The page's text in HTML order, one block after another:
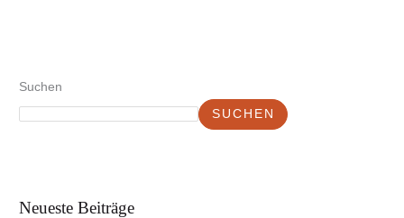
Suchen
SUCHEN
Neueste Beiträge